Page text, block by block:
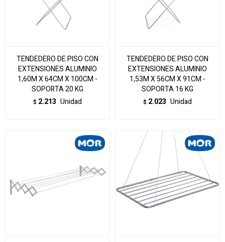
TENDEDERO DE PISO CON
EXTENSIONES ALUMINIO
1,60M X 64CM X 100CM -
SOPORTA 20 KG
$ 2.213 Unidad
TENDEDERO DE PISO CON
EXTENSIONES ALUMINIO
1,53M X 56CM X 91CM -
SOPORTA 16 KG
$ 2.023 Unidad